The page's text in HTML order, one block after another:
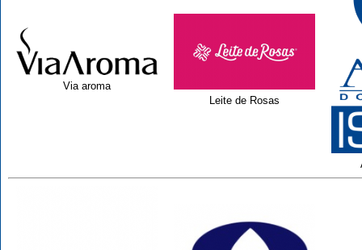
Via aroma
Leite de Rosas